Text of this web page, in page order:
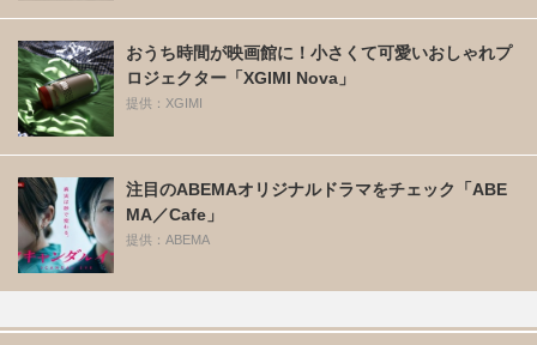
おうち時間が映画館に！小さくて可愛いおしゃれプ
ロジェクター「XGIMI Nova」
提供：XGIMI
注目のABEMAオリジナルドラマをチェック「ABE
MA／Cafe」
提供：ABEMA